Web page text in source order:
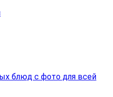
блюд с фото для всей